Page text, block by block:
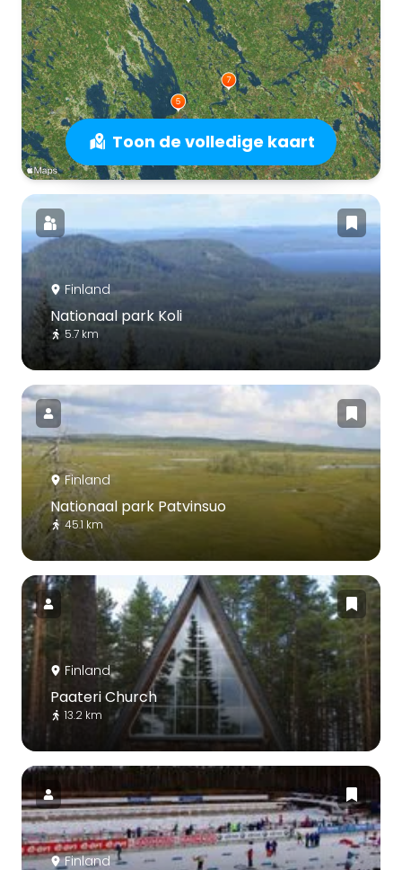
Toon de volledige kaart
Finland
Nationaal park Koli
5.7 km
Finland
Nationaal park Patvinsuo
45.1 km
Finland
Paateri Church
13.2 km
Finland